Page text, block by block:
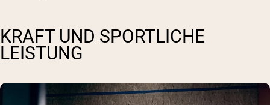
KRAFT UND SPORTLICHE
LEISTUNG